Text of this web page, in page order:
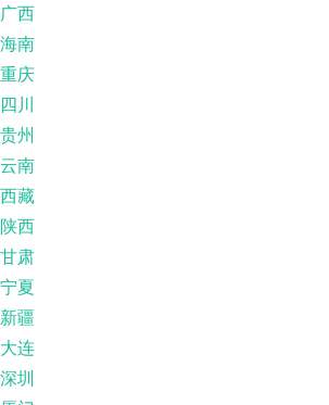
广西
海南
重庆
四川
贵州
云南
西藏
陕西
甘肃
宁夏
新疆
大连
深圳